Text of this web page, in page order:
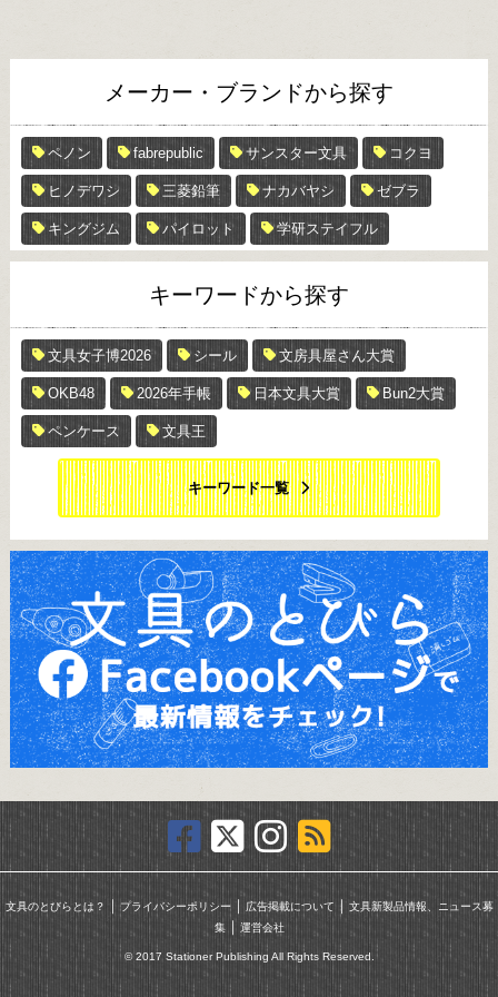
メーカー・ブランドから探す
ペノン fabrepublic サンスター文具 コクヨ
ヒノデワシ 三菱鉛筆 ナカバヤシ ゼブラ
キングジム パイロット 学研ステイフル
キーワードから探す
文具女子博2026 シール 文房具屋さん大賞
OKB48 2026年手帳 日本文具大賞 Bun2大賞
ペンケース 文具王
キーワード一覧
文具のとびらとは？ ｜ プライバシーポリシー｜ 広告掲載について ｜ 文具新製品情報、ニュース募
集｜ 運営会社
© 2017 Stationer Publishing All Rights Reserved.